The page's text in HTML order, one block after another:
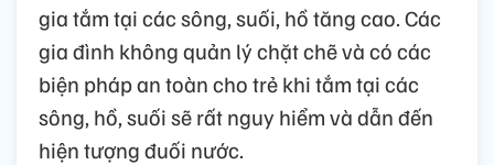
gia tắm tại các sông, suối, hồ tăng cao. Các
gia đình không quản lý chặt chẽ và có các
biện pháp an toàn cho trẻ khi tắm tại các
sông, hồ, suối sẽ rất nguy hiểm và dẫn đến
hiện tượng đuối nước.